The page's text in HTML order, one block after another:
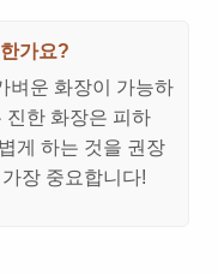
가요?
벼운 화장이 가능하
진한 화장은 피하
게 하는 것을 권장
장 중요합니다!